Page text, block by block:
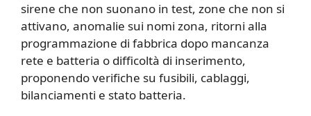
sirene che non suonano in test, zone che non si
attivano, anomalie sui nomi zona, ritorni alla
programmazione di fabbrica dopo mancanza
rete e batteria o difficoltà di inserimento,
proponendo verifiche su fusibili, cablaggi,
bilanciamenti e stato batteria.